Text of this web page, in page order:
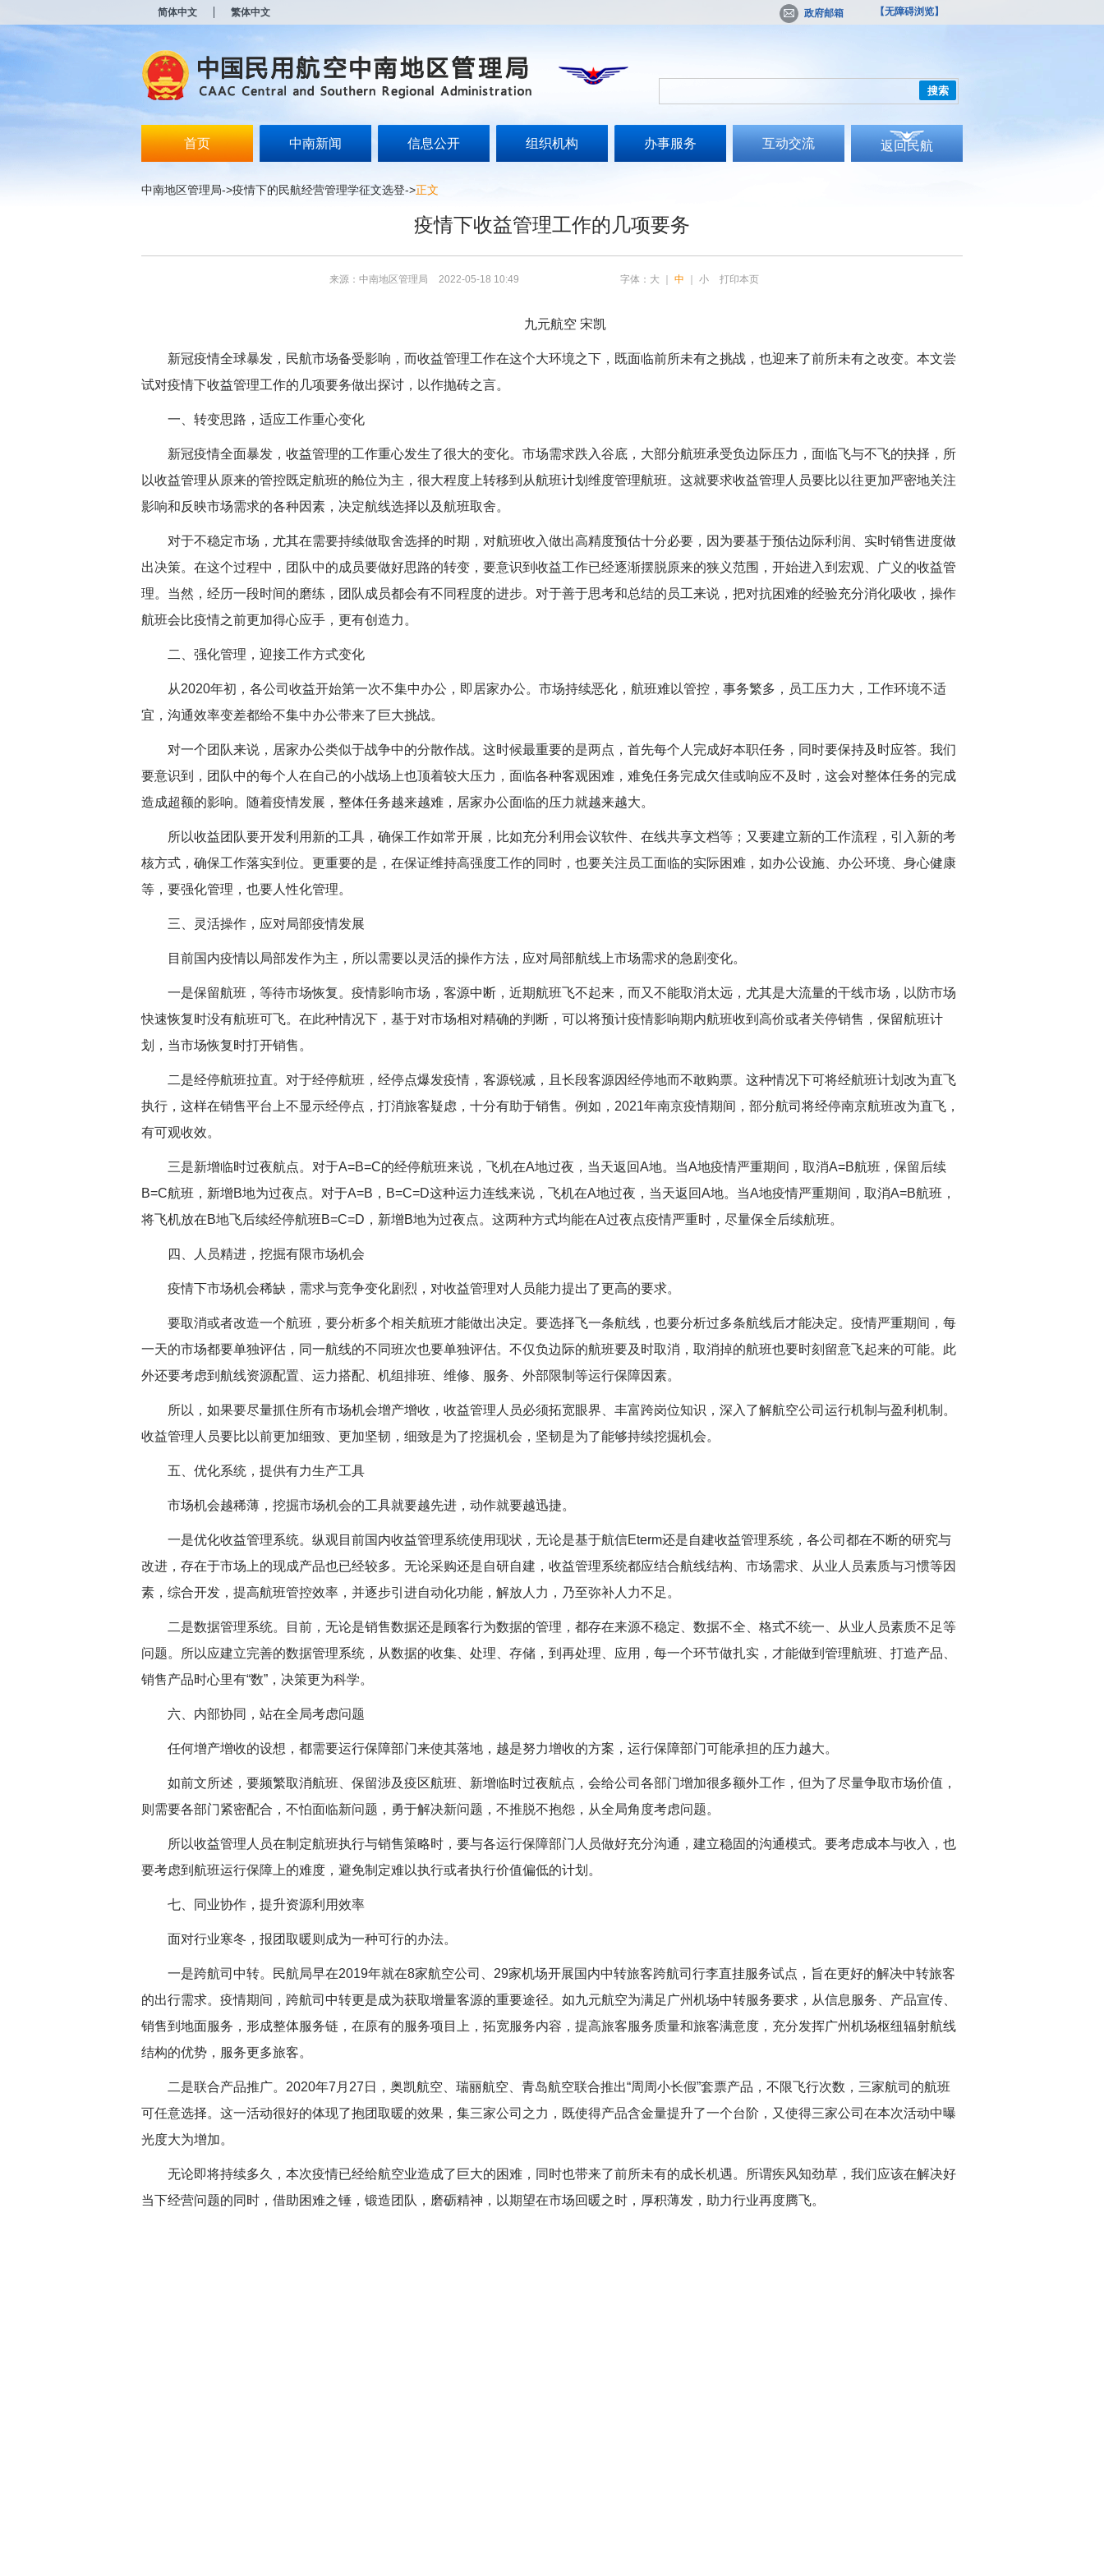
简体中文 繁体中文 政府邮箱 【无障碍浏览】
搜索
首页 中南新闻 信息公开 组织机构 办事服务 互动交流 返回民航
中南地区管理局->疫情下的民航经营管理学征文选登->正文
疫情下收益管理工作的几项要务
来源：中南地区管理局 2022-05-18 10:49 字体： 大 中 小 打印本页
九元航空 宋凯
新冠疫情全球暴发，民航市场备受影响，而收益管理工作在这个大环境之下，既面临前所未有之挑战，也迎来了前所未有之改变。本文尝
试对疫情下收益管理工作的几项要务做出探讨，以作抛砖之言。
一、转变思路，适应工作重心变化
新冠疫情全面暴发，收益管理的工作重心发生了很大的变化。市场需求跌入谷底，大部分航班承受负边际压力，面临飞与不飞的抉择，所
以收益管理从原来的管控既定航班的舱位为主，很大程度上转移到从航班计划维度管理航班。这就要求收益管理人员要比以往更加严密地关注
影响和反映市场需求的各种因素，决定航线选择以及航班取舍。
对于不稳定市场，尤其在需要持续做取舍选择的时期，对航班收入做出高精度预估十分必要，因为要基于预估边际利润、实时销售进度做
出决策。在这个过程中，团队中的成员要做好思路的转变，要意识到收益工作已经逐渐摆脱原来的狭义范围，开始进入到宏观、广义的收益管
理。当然，经历一段时间的磨练，团队成员都会有不同程度的进步。对于善于思考和总结的员工来说，把对抗困难的经验充分消化吸收，操作
航班会比疫情之前更加得心应手，更有创造力。
二、强化管理，迎接工作方式变化
从2020年初，各公司收益开始第一次不集中办公，即居家办公。市场持续恶化，航班难以管控，事务繁多，员工压力大，工作环境不适
宜，沟通效率变差都给不集中办公带来了巨大挑战。
对一个团队来说，居家办公类似于战争中的分散作战。这时候最重要的是两点，首先每个人完成好本职任务，同时要保持及时应答。我们
要意识到，团队中的每个人在自己的小战场上也顶着较大压力，面临各种客观困难，难免任务完成欠佳或响应不及时，这会对整体任务的完成
造成超额的影响。随着疫情发展，整体任务越来越难，居家办公面临的压力就越来越大。
所以收益团队要开发利用新的工具，确保工作如常开展，比如充分利用会议软件、在线共享文档等；又要建立新的工作流程，引入新的考
核方式，确保工作落实到位。更重要的是，在保证维持高强度工作的同时，也要关注员工面临的实际困难，如办公设施、办公环境、身心健康
等，要强化管理，也要人性化管理。
三、灵活操作，应对局部疫情发展
目前国内疫情以局部发作为主，所以需要以灵活的操作方法，应对局部航线上市场需求的急剧变化。
一是保留航班，等待市场恢复。疫情影响市场，客源中断，近期航班飞不起来，而又不能取消太远，尤其是大流量的干线市场，以防市场
快速恢复时没有航班可飞。在此种情况下，基于对市场相对精确的判断，可以将预计疫情影响期内航班收到高价或者关停销售，保留航班计
划，当市场恢复时打开销售。
二是经停航班拉直。对于经停航班，经停点爆发疫情，客源锐减，且长段客源因经停地而不敢购票。这种情况下可将经航班计划改为直飞
执行，这样在销售平台上不显示经停点，打消旅客疑虑，十分有助于销售。例如，2021年南京疫情期间，部分航司将经停南京航班改为直飞，
有可观收效。
三是新增临时过夜航点。对于A=B=C的经停航班来说，飞机在A地过夜，当天返回A地。当A地疫情严重期间，取消A=B航班，保留后续
B=C航班，新增B地为过夜点。对于A=B，B=C=D这种运力连线来说，飞机在A地过夜，当天返回A地。当A地疫情严重期间，取消A=B航班，
将飞机放在B地飞后续经停航班B=C=D，新增B地为过夜点。这两种方式均能在A过夜点疫情严重时，尽量保全后续航班。
四、人员精进，挖掘有限市场机会
疫情下市场机会稀缺，需求与竞争变化剧烈，对收益管理对人员能力提出了更高的要求。
要取消或者改造一个航班，要分析多个相关航班才能做出决定。要选择飞一条航线，也要分析过多条航线后才能决定。疫情严重期间，每
一天的市场都要单独评估，同一航线的不同班次也要单独评估。不仅负边际的航班要及时取消，取消掉的航班也要时刻留意飞起来的可能。此
外还要考虑到航线资源配置、运力搭配、机组排班、维修、服务、外部限制等运行保障因素。
所以，如果要尽量抓住所有市场机会增产增收，收益管理人员必须拓宽眼界、丰富跨岗位知识，深入了解航空公司运行机制与盈利机制。
收益管理人员要比以前更加细致、更加坚韧，细致是为了挖掘机会，坚韧是为了能够持续挖掘机会。
五、优化系统，提供有力生产工具
市场机会越稀薄，挖掘市场机会的工具就要越先进，动作就要越迅捷。
一是优化收益管理系统。纵观目前国内收益管理系统使用现状，无论是基于航信Eterm还是自建收益管理系统，各公司都在不断的研究与
改进，存在于市场上的现成产品也已经较多。无论采购还是自研自建，收益管理系统都应结合航线结构、市场需求、从业人员素质与习惯等因
素，综合开发，提高航班管控效率，并逐步引进自动化功能，解放人力，乃至弥补人力不足。
二是数据管理系统。目前，无论是销售数据还是顾客行为数据的管理，都存在来源不稳定、数据不全、格式不统一、从业人员素质不足等
问题。所以应建立完善的数据管理系统，从数据的收集、处理、存储，到再处理、应用，每一个环节做扎实，才能做到管理航班、打造产品、
销售产品时心里有“数”，决策更为科学。
六、内部协同，站在全局考虑问题
任何增产增收的设想，都需要运行保障部门来使其落地，越是努力增收的方案，运行保障部门可能承担的压力越大。
如前文所述，要频繁取消航班、保留涉及疫区航班、新增临时过夜航点，会给公司各部门增加很多额外工作，但为了尽量争取市场价值，
则需要各部门紧密配合，不怕面临新问题，勇于解决新问题，不推脱不抱怨，从全局角度考虑问题。
所以收益管理人员在制定航班执行与销售策略时，要与各运行保障部门人员做好充分沟通，建立稳固的沟通模式。要考虑成本与收入，也
要考虑到航班运行保障上的难度，避免制定难以执行或者执行价值偏低的计划。
七、同业协作，提升资源利用效率
面对行业寒冬，报团取暖则成为一种可行的办法。
一是跨航司中转。民航局早在2019年就在8家航空公司、29家机场开展国内中转旅客跨航司行李直挂服务试点，旨在更好的解决中转旅客
的出行需求。疫情期间，跨航司中转更是成为获取增量客源的重要途径。如九元航空为满足广州机场中转服务要求，从信息服务、产品宣传、
销售到地面服务，形成整体服务链，在原有的服务项目上，拓宽服务内容，提高旅客服务质量和旅客满意度，充分发挥广州机场枢纽辐射航线
结构的优势，服务更多旅客。
二是联合产品推广。2020年7月27日，奥凯航空、瑞丽航空、青岛航空联合推出“周周小长假”套票产品，不限飞行次数，三家航司的航班
可任意选择。这一活动很好的体现了抱团取暖的效果，集三家公司之力，既使得产品含金量提升了一个台阶，又使得三家公司在本次活动中曝
光度大为增加。
无论即将持续多久，本次疫情已经给航空业造成了巨大的困难，同时也带来了前所未有的成长机遇。所谓疾风知劲草，我们应该在解决好
当下经营问题的同时，借助困难之锤，锻造团队，磨砺精神，以期望在市场回暖之时，厚积薄发，助力行业再度腾飞。
打
无
障